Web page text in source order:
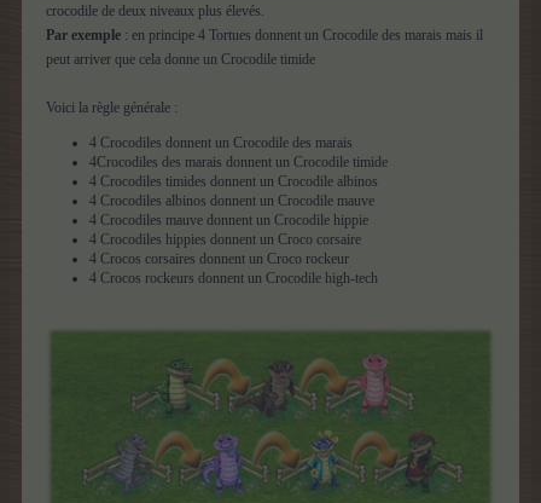
crocodile de deux niveaux plus élevés.
Par exemple : en principe 4 Tortues donnent un Crocodile des marais mais il
peut arriver que cela donne un Crocodile timide
Voici la règle générale :
4 Crocodiles donnent un Crocodile des marais
4Crocodiles des marais donnent un Crocodile timide
4 Crocodiles timides donnent un Crocodile albinos
4 Crocodiles albinos donnent un Crocodile mauve
4 Crocodiles mauve donnent un Crocodile hippie
4 Crocodiles hippies donnent un Croco corsaire
4 Crocos corsaires donnent un Croco rockeur
4 Crocos rockeurs donnent un Crocodile high-tech